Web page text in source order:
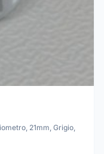
21mm, Grigio,